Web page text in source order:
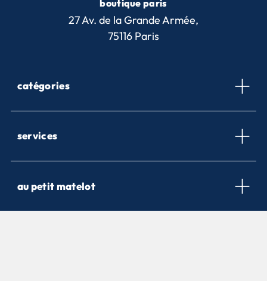
boutique paris
27 Av. de la Grande Armée,
75116 Paris
catégories
services
au petit matelot